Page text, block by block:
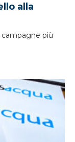
alla
più